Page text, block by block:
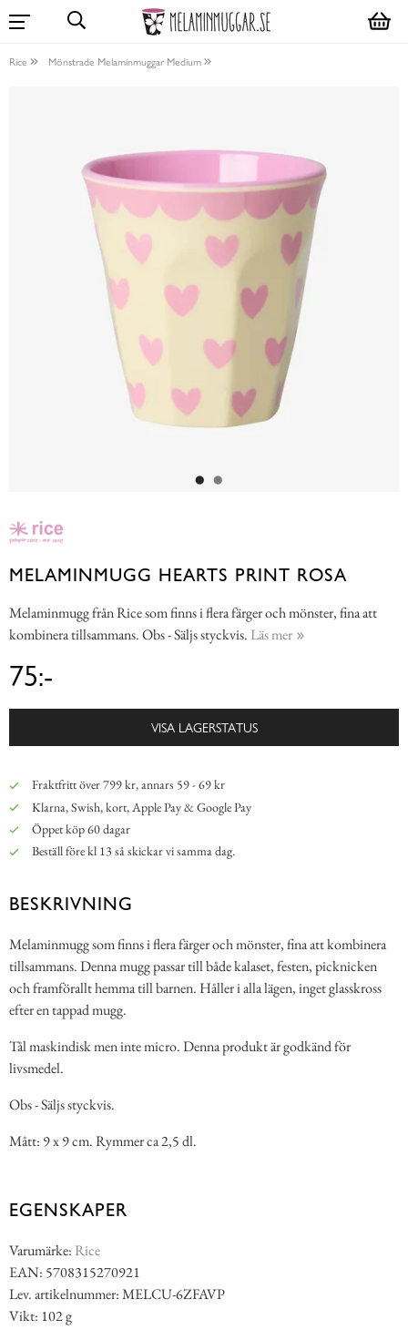
Rice Mönstrade Melaminmuggar Medium
MELAMINMUGG HEARTS PRINT ROSA
Melaminmugg från Rice som finns i flera färger och mönster, fina att
kombinera tillsammans. Obs - Säljs styckvis. Läs mer
75:-
VISA LAGERSTATUS
Fraktfritt över 799 kr, annars 59 - 69 kr
Klarna, Swish, kort, Apple Pay & Google Pay
Öppet köp 60 dagar
Beställ före kl 13 så skickar vi samma dag.
BESKRIVNING
Melaminmugg som finns i flera färger och mönster, fina att kombinera
tillsammans. Denna mugg passar till både kalaset, festen, picknicken
och framförallt hemma till barnen. Håller i alla lägen, inget glasskross
efter en tappad mugg.
Tål maskindisk men inte micro. Denna produkt är godkänd för
livsmedel.
Obs - Säljs styckvis.
Mått: 9 x 9 cm. Rymmer ca 2,5 dl.
EGENSKAPER
Varumärke: Rice
EAN: 5708315270921
Lev. artikelnummer: MELCU-6ZFAVP
Vikt: 102 g